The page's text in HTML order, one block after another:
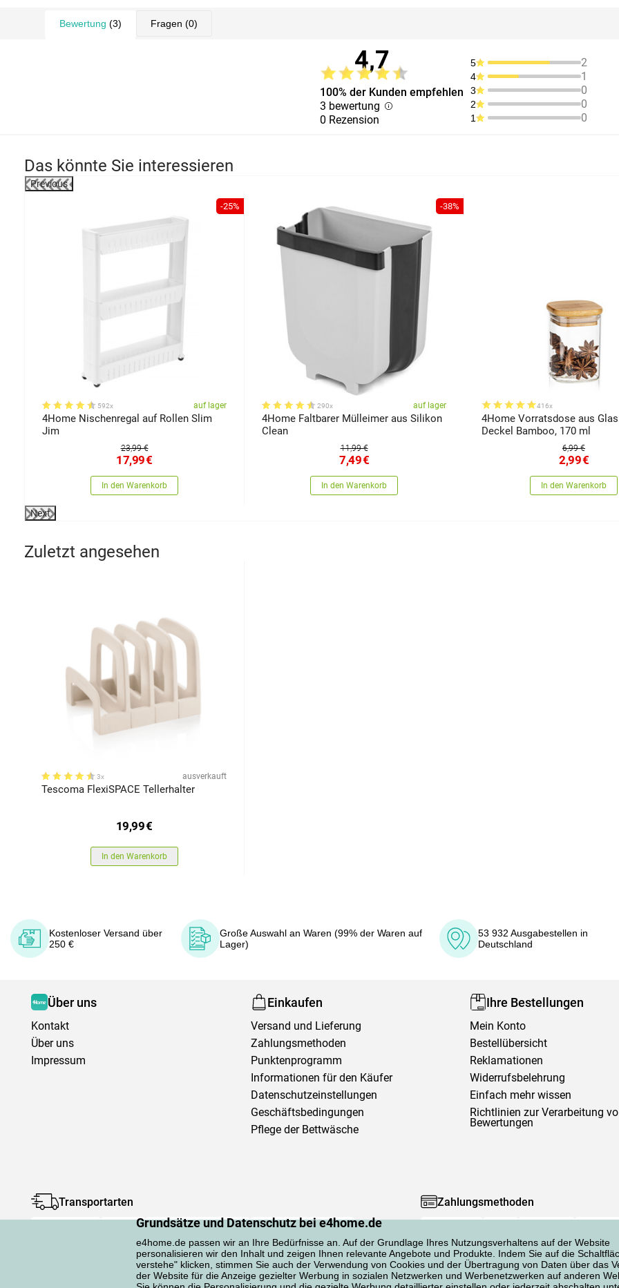
Grundsätze und Datenschutz bei e4home.de
e4home.de passen wir an Ihre Bedürfnisse an. Auf der Grundlage Ihres Nutzungsverhaltens auf der Website
personalisieren wir den Inhalt und zeigen Ihnen relevante Angebote und Produkte. Indem Sie auf die
verstehe" klicken, stimmen Sie auch der Verwendung von Cookies und der Übertragung von Daten über das
der Website für die Anzeige gezielter Werbung in sozialen Netzwerken und Werbenetzwerken auf anderen
Bewertung (3) Fragen (0)
4,7
100% der Kunden empfehlen
3 bewertung
0 Rezension
5 2
4 1
3 0
2 0
1 0
Das könnte Sie interessieren
Previous
-25%
592x auf lager
4Home Nischenregal auf Rollen Slim
Jim
23,99 €
17,99€
In den Warenkorb
-38%
290x auf lager
4Home Faltbarer Mülleimer aus Silikon
Clean
11,99 €
7,49€
In den Warenkorb
416x
4Home Vorratsdose aus
Deckel Bamboo, 170 ml
6,99 €
2,99€
In den Warenkorb
Next
Zuletzt angesehen
3x ausverkauft
Tescoma FlexiSPACE Tellerhalter
19,99€
In den Warenkorb
Kostenloser Versand über
250 €
Große Auswahl an Waren (99% der Waren auf
Lager)
53 932 Ausgabestellen in
Deutschland
Über uns
Kontakt
Über uns
Impressum
Einkaufen
Versand und Lieferung
Zahlungsmethoden
Punktenprogramm
Informationen für den Käufer
Datenschutzeinstellungen
Geschäftsbedingungen
Pflege der Bettwäsche
Ihre Bestellungen
Mein Konto
Bestellübersicht
Reklamationen
Widerrufsbelehrung
Einfach mehr wissen
Richtlinien zur Verarbeitung
Bewertungen
Transportarten Zahlungsmethoden